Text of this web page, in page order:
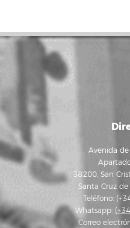
Avenida
38200, San
Santa Cruz de
Teléfono:
Whatsapp:
Correo